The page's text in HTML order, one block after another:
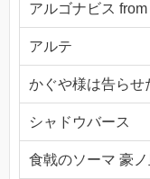
アルゴナビス
アルテ
かぐや様は告らせ
シャドウバース
食戟のソーマ 豪ノ